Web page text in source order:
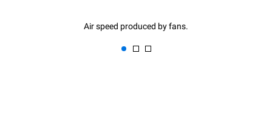
Air speed produced by fans.